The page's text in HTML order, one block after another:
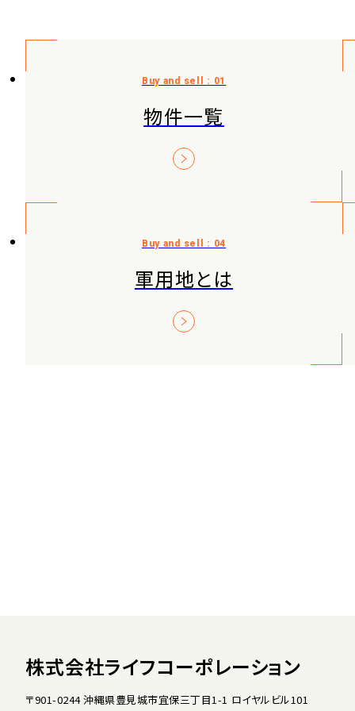
物件一覧
軍用地とは
株式会社ライフコーポレーション
〒901-0244 沖縄県豊見城市宜保三丁目1-1 ロイヤルビル101